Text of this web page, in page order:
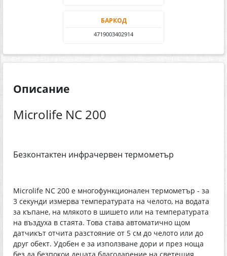
БАРКОД
4719003402914
Описание
Microlife NC 200
Безконтактен инфрачервен термометър
Microlife NC 200 е многофункционален термометър - за
3 секунди измерва температурата на челото, на водата
за къпане, на млякото в шишето или на температурата
на въздуха в стаята. Това става автоматично щом
датчикът отчита разстояние от 5 см до челото или до
друг обект. Удобен е за използване дори и през ноща